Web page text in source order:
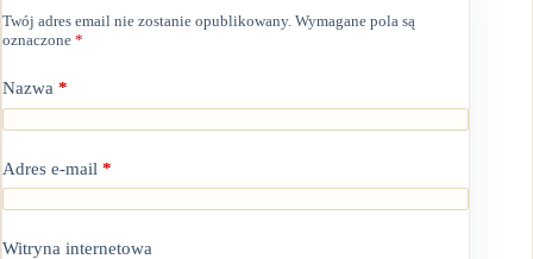
Twój adres email nie zostanie opublikowany. Wymagane pola są
oznaczone *
Nazwa *
Adres e-mail *
Witryna internetowa